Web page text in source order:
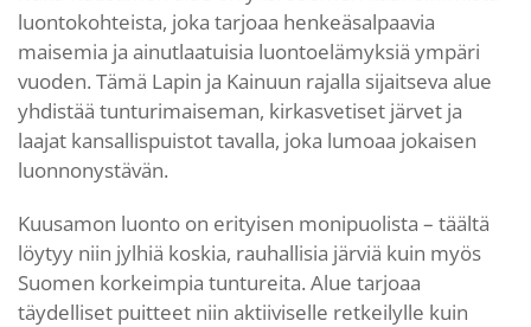
luontokohteista, joka tarjoaa henkeäsalpaavia
maisemia ja ainutlaatuisia luontoelämyksiä ympäri
vuoden. Tämä Lapin ja Kainuun rajalla sijaitseva alue
yhdistää tunturimaiseman, kirkasvetiset järvet ja
laajat kansallispuistot tavalla, joka lumoaa jokaisen
luonnonystävän.
Kuusamon luonto on erityisen monipuolista – täältä
löytyy niin jylhiä koskia, rauhallisia järviä kuin myös
Suomen korkeimpia tuntureita. Alue tarjoaa
täydelliset puitteet niin aktiiviselle retkeilylle kuin